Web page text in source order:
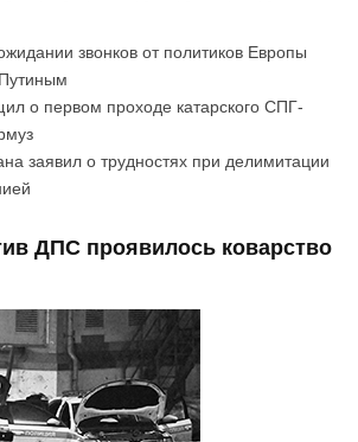
звонков от политиков Европы
о первом проходе катарского СПГ-
заявил о трудностях при делимитации
ДПС проявилось коварство